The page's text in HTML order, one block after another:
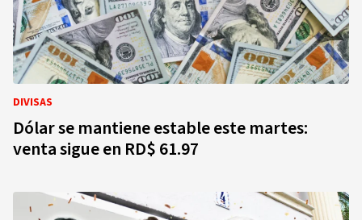
DIVISAS
Dólar se mantiene estable este martes:
venta sigue en RD$ 61.97